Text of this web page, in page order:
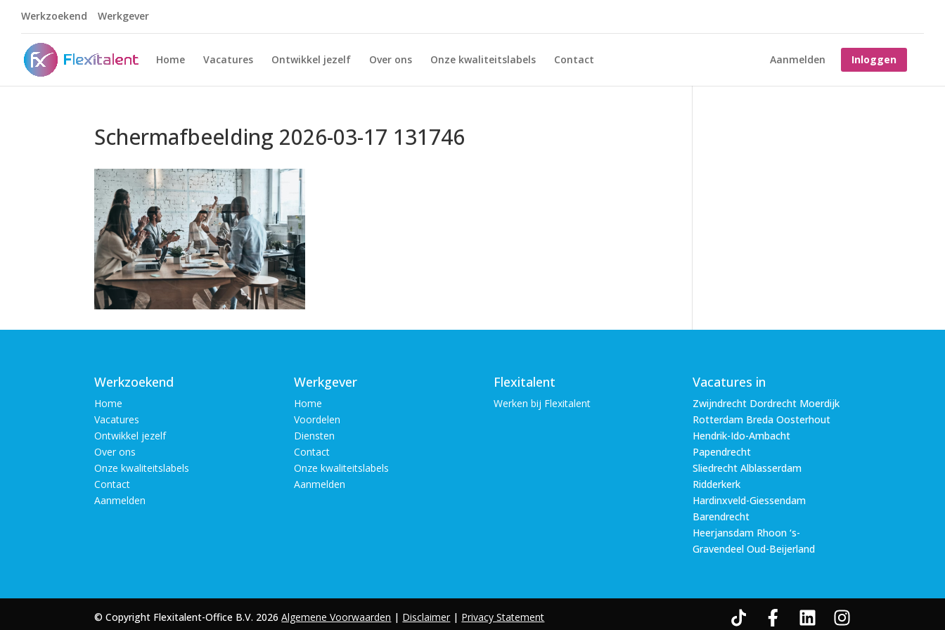
Werkzoekend Werkgever
Home Vacatures Ontwikkel jezelf Over ons Onze kwaliteitslabels Contact Inloggen
Aanmelden
Schermafbeelding 2026-03-17 131746
Werkzoekend
Home
Vacatures
Ontwikkel jezelf
Over ons
Onze kwaliteitslabels
Contact
Aanmelden
Werkgever
Home
Voordelen
Diensten
Contact
Onze kwaliteitslabels
Aanmelden
Flexitalent
Werken bij Flexitalent
Vacatures in
Zwijndrecht Dordrecht Moerdijk
Rotterdam Breda Oosterhout
Hendrik-Ido-Ambacht
Papendrecht
Sliedrecht Alblasserdam
Ridderkerk
Hardinxveld-Giessendam
Barendrecht
Heerjansdam Rhoon ‘s-
Gravendeel Oud-Beijerland
© Copyright Flexitalent-Office B.V. 2026Algemene Voorwaarden | Disclaimer | Privacy Statement